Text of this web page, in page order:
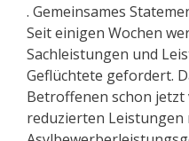
. Gemeinsames
Seit einigen Wochen
Sachleistungen und
Geflüchtete gefordert.
Betroffenen schon jetzt
reduzierten Leistungen